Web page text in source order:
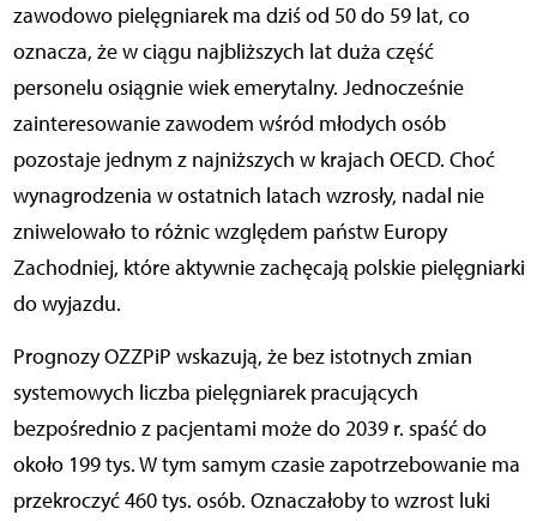
zawodowo pielęgniarek ma dziś od 50 do 59 lat, co
oznacza, że w ciągu najbliższych lat duża część
personelu osiągnie wiek emerytalny. Jednocześnie
zainteresowanie zawodem wśród młodych osób
pozostaje jednym z najniższych w krajach OECD. Choć
wynagrodzenia w ostatnich latach wzrosły, nadal nie
zniwelowało to różnic względem państw Europy
Zachodniej, które aktywnie zachęcają polskie pielęgniarki
do wyjazdu.
Prognozy OZZPiP wskazują, że bez istotnych zmian
systemowych liczba pielęgniarek pracujących
bezpośrednio z pacjentami może do 2039 r. spaść do
około 199 tys. W tym samym czasie zapotrzebowanie ma
przekroczyć 460 tys. osób. Oznaczałoby to wzrost luki